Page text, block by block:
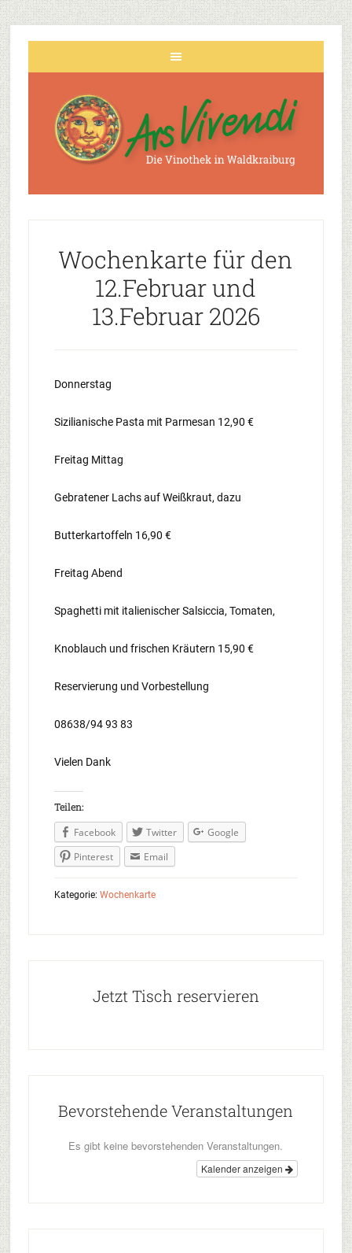
Wochenkarte für den
12.Februar und
13.Februar 2026
Donnerstag
Sizilianische Pasta mit Parmesan 12,90 €
Freitag Mittag
Gebratener Lachs auf Weißkraut, dazu
Butterkartoffeln 16,90 €
Freitag Abend
Spaghetti mit italienischer Salsiccia, Tomaten,
Knoblauch und frischen Kräutern 15,90 €
Reservierung und Vorbestellung
08638/94 93 83
Vielen Dank
Teilen:
Facebook Twitter
Google
Pinterest
Email
Kategorie: Wochenkarte
Jetzt Tisch reservieren
Bevorstehende Veranstaltungen
Es gibt keine bevorstehenden Veranstaltungen.
Kalender anzeigen